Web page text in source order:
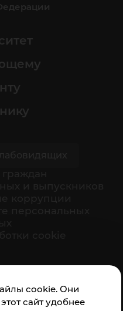
cookie. Они
сайт удобнее